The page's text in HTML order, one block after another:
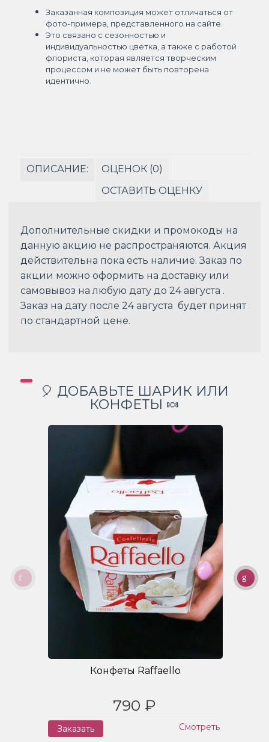
Заказанная композиция может отличаться от
фото-примера, представленного на сайте.
Это связано с сезонностью и
индивидуальностью цветка, а также с работой
флориста, которая является творческим
процессом и не может быть повторена
идентично.
ОПИСАНИЕ:
ОЦЕНОК (0)
ОСТАВИТЬ ОЦЕНКУ
Дополнительные скидки и промокоды на
данную акцию не распространяются. Акция
действительна пока есть наличие. Заказ по
акции можно оформить на доставку или
самовывоз на любую дату до 24 августа .
Заказ на дату после 24 августа будет принят
по стандартной цене.
🎈 ДОБАВЬТЕ ШАРИК ИЛИ
КОНФЕТЫ 🍬
Конфеты Raffaello
790 ₽
Заказать Смотреть